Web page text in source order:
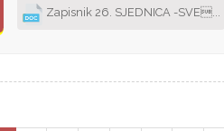
Zapisnik 26. SJEDNICA -SVE...